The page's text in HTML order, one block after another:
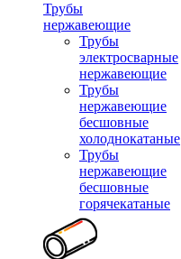
Трубы
нержавеющие
Трубы
электросварные
нержавеющие
Трубы
нержавеющие
бесшовные
холоднокатаные
Трубы
нержавеющие
бесшовные
горячекатаные